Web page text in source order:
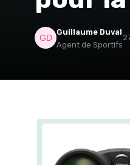
Guillaume Duval
Agent de Sportifs